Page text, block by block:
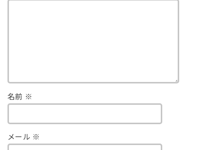
名前 ※
メール ※